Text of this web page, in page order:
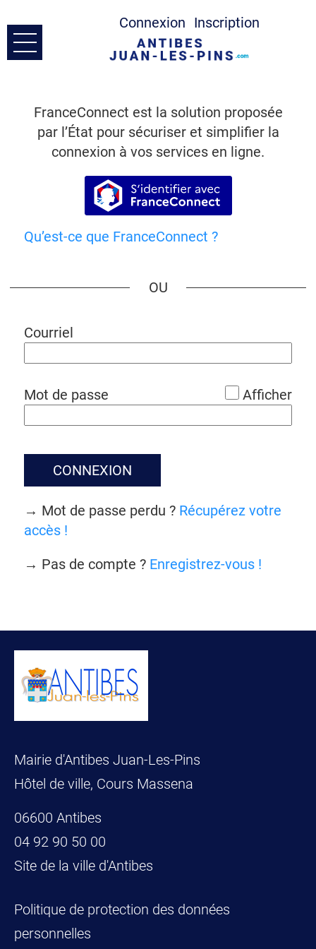
Connexion Inscription
Ouvrir le menu
Prendre Contact
Mon compte
FranceConnect est la solution proposée
par l’État pour sécuriser et simplifier la
connexion à vos services en ligne.
S’identifier avec
Qu’est-ce que FranceConnect ?
Courriel
Mot de passe Afficher
CONNEXION
→ Mot de passe perdu ? Récupérez votre
accès !
→ Pas de compte ? Enregistrez-vous !
Mairie d'Antibes Juan-Les-Pins
Hôtel de ville, Cours Massena
06600 Antibes
04 92 90 50 00
Site de la ville d'Antibes
Politique de protection des données
personnelles